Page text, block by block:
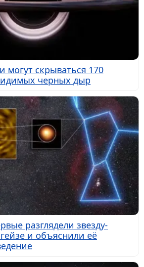
могут скрываться 170
черных дыр
разглядели звезду-
и объяснили её